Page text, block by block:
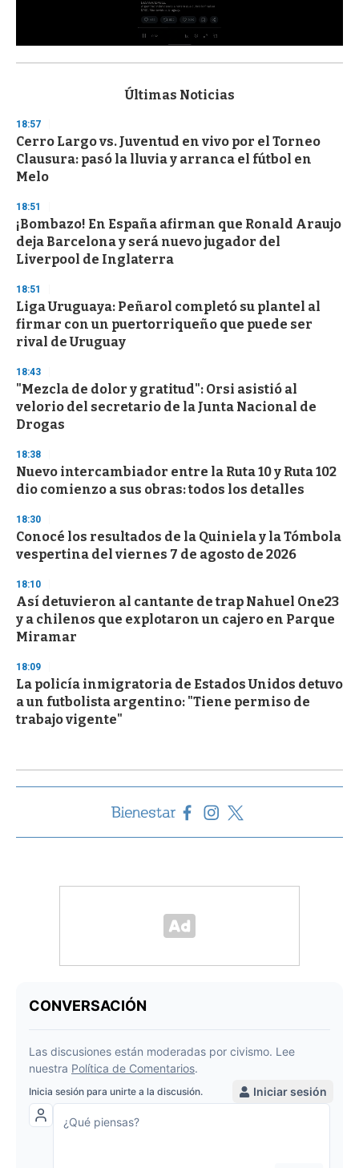
s
d
s
o
f
3
s
e
c
o
n
s
Últimas Noticias
18:57
Cerro Largo vs. Juventud en vivo por el Torneo
Clausura: pasó la lluvia y arranca el fútbol en
Melo
18:51
¡Bombazo! En España afirman que Ronald Araujo
deja Barcelona y será nuevo jugador del
Liverpool de Inglaterra
18:51
Liga Uruguaya: Peñarol completó su plantel al
firmar con un puertorriqueño que puede ser
rival de Uruguay
18:43
"Mezcla de dolor y gratitud": Orsi asistió al
velorio del secretario de la Junta Nacional de
Drogas
18:38
Nuevo intercambiador entre la Ruta 10 y Ruta 102
dio comienzo a sus obras: todos los detalles
18:30
Conocé los resultados de la Quiniela y la Tómbola
vespertina del viernes 7 de agosto de 2026
18:10
Así detuvieron al cantante de trap Nahuel One23
y a chilenos que explotaron un cajero en Parque
Miramar
18:09
La policía inmigratoria de Estados Unidos detuvo
a un futbolista argentino: "Tiene permiso de
trabajo vigente"